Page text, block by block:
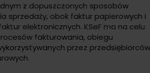
z dopuszczonych sposobów
sprzedaży, obok faktur papierowych i
elektronicznych. KSeF ma na celu
fakturowania, obiegu
przez przedsiębiorców